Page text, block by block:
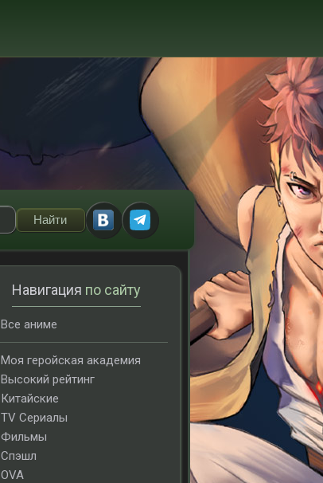
Навигация по сайту
Все аниме
Моя геройская академия
Высокий рейтинг
Китайские
TV Сериалы
Фильмы
Спэшл
OVA